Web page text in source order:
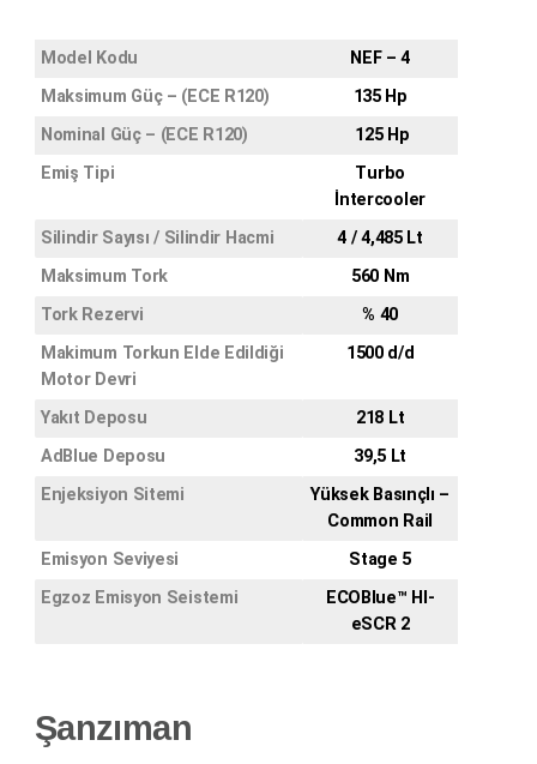
Model Kodu
NEF – 4
Maksimum Güç – (ECE R120)
135 Hp
Nominal Güç – (ECE R120)
125 Hp
Emiş Tipi
Turbo
İntercooler
Silindir Sayısı / Silindir Hacmi
4 / 4,485 Lt
Maksimum Tork
560 Nm
Tork Rezervi
% 40
Makimum Torkun Elde Edildiği
Motor Devri
1500 d/d
Yakıt Deposu
218 Lt
AdBlue Deposu
39,5 Lt
Enjeksiyon Sitemi
Yüksek Basınçlı –
Common Rail
Emisyon Seviyesi
Stage 5
Egzoz Emisyon Seistemi
ECOBlue™ HI-
eSCR 2
Şanzıman